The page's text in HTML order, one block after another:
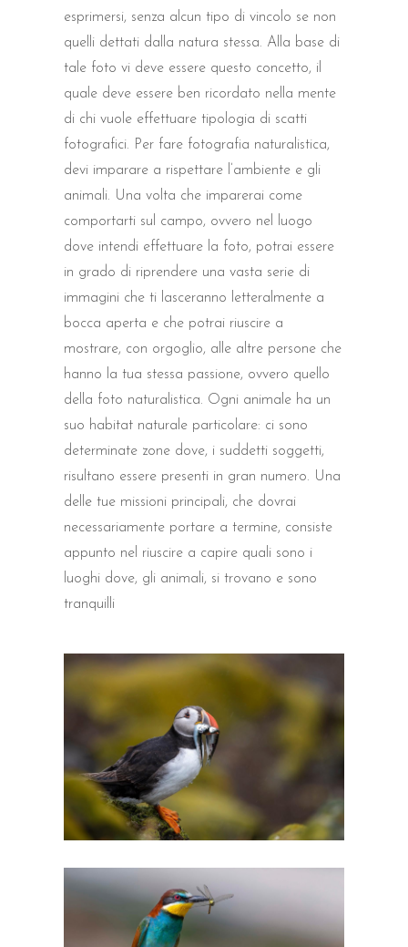
esprimersi, senza alcun tipo di vincolo se non
quelli dettati dalla natura stessa. Alla base di
tale foto vi deve essere questo concetto, il
quale deve essere ben ricordato nella mente
di chi vuole effettuare tipologia di scatti
fotografici. Per fare fotografia naturalistica,
devi imparare a rispettare l’ambiente e gli
animali. Una volta che imparerai come
comportarti sul campo, ovvero nel luogo
dove intendi effettuare la foto, potrai essere
in grado di riprendere una vasta serie di
immagini che ti lasceranno letteralmente a
bocca aperta e che potrai riuscire a
mostrare, con orgoglio, alle altre persone che
hanno la tua stessa passione, ovvero quello
della foto naturalistica. Ogni animale ha un
suo habitat naturale particolare: ci sono
determinate zone dove, i suddetti soggetti,
risultano essere presenti in gran numero. Una
delle tue missioni principali, che dovrai
necessariamente portare a termine, consiste
appunto nel riuscire a capire quali sono i
luoghi dove, gli animali, si trovano e sono
tranquilli